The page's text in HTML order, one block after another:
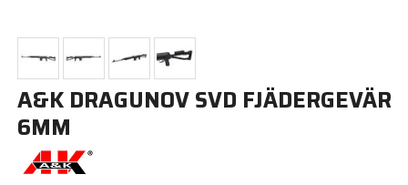
A&K DRAGUNOV SVD FJÄDERGEVÄR
6MM